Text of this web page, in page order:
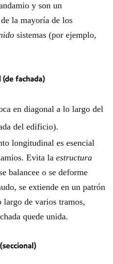
y son un
la mayoría de los
sistemas (por ejemplo,
fachada)
en diagonal a lo largo del
del edificio).
longitudinal es esencial
Evita la estructura
balancee o se deforme
se extiende en un patrón
de varios tramos,
quede unida.